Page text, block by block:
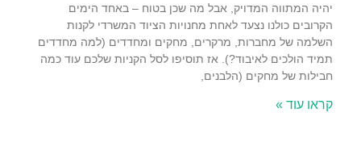
יהיה המתווה המדויק, אבל מה שכן בטוח – באחד הימים
הקרובים כולנו נצעד לאחת מחנויות הציוד המשרדי לקנות
השלמה של מחברות, מרקרים, מחקים ומחדדים (למה מחדדים
תמיד הולכים לאיבוד?). אז תוסיפו לסל הקניות שלכם עוד כמה
חבילות של מחקים (הלבנים,
קראו עוד »